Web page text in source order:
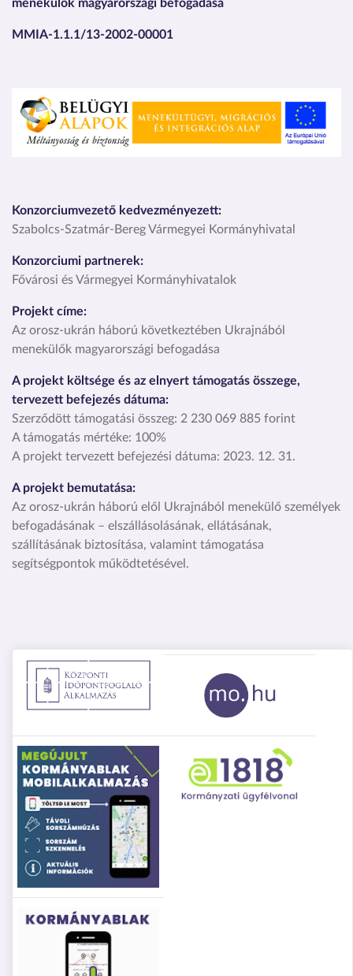
menekülők magyarországi befogadása
MMIA-1.1.1/13-2002-00001
Kép
Konzorciumvezető kedvezményezett:
Szabolcs-Szatmár-Bereg Vármegyei Kormányhivatal
Konzorciumi partnerek:
Fővárosi és Vármegyei Kormányhivatalok
Projekt címe:
Az orosz-ukrán háború következtében Ukrajnából
menekülők magyarországi befogadása
A projekt költsége és az elnyert támogatás összege,
tervezett befejezés dátuma:
Szerződött támogatási összeg: 2 230 069 885 forint
A támogatás mértéke: 100%
A projekt tervezett befejezési dátuma: 2023. 12. 31.
A projekt bemutatása:
Az orosz-ukrán háború elől Ukrajnából menekülő személyek
befogadásának – elszállásolásának, ellátásának,
szállításának biztosítása, valamint támogatása
segítségpontok működtetésével.